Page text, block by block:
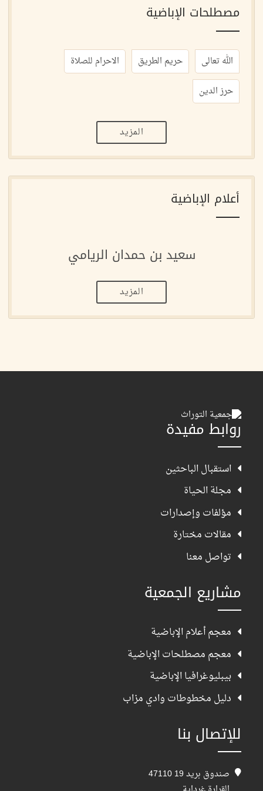
مصطلحات الإباضية
الله تعالى حريم الطريق
الاحرام للصلاة
حرز الدين
المزيد
أعلام الإباضية
سعيد بن حمدان الريامي
المزيد
روابط مفيدة
استقبال الباحثين
مجلة الحياة
مؤلفات وإصدارات
مقالات مختارة
تواصل معنا
مشاريع الجمعية
معجم أعلام الإباضية
معجم مصطلحات الإباضية
بيبليوغرافيا الإباضية
دليل مخطوطات وادي مزاب
للإتصال بنا
صندوق بريد 19 47110